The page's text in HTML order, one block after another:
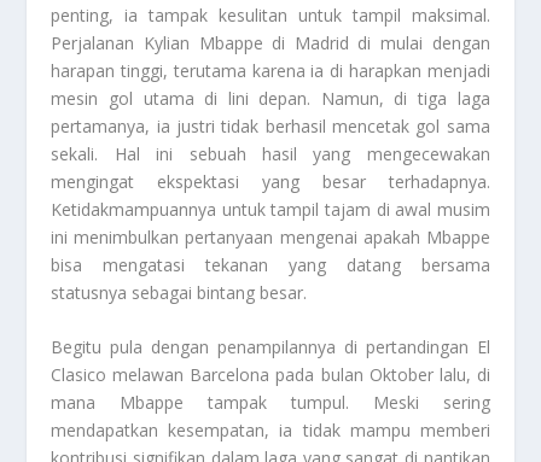
penting, ia tampak kesulitan untuk tampil maksimal.
Perjalanan Kylian Mbappe di Madrid di mulai dengan
harapan tinggi, terutama karena ia di harapkan menjadi
mesin gol utama di lini depan. Namun, di tiga laga
pertamanya, ia justri tidak berhasil mencetak gol sama
sekali. Hal ini sebuah hasil yang mengecewakan
mengingat ekspektasi yang besar terhadapnya.
Ketidakmampuannya untuk tampil tajam di awal musim
ini menimbulkan pertanyaan mengenai apakah Mbappe
bisa mengatasi tekanan yang datang bersama
statusnya sebagai bintang besar.
Begitu pula dengan penampilannya di pertandingan El
Clasico melawan Barcelona pada bulan Oktober lalu, di
mana Mbappe tampak tumpul. Meski sering
mendapatkan kesempatan, ia tidak mampu memberi